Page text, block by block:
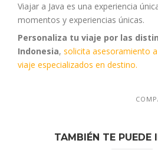
Viajar a Java es una experiencia
momentos y experiencias únicas.
Personaliza tu viaje por las
Indonesia,solicita asesoramiento
viaje especializados en destino.
TAMBIÉN TE PUEDE